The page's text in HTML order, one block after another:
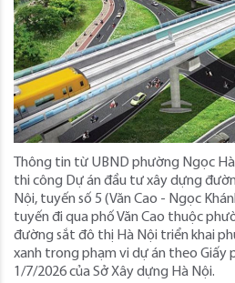
Thông tin từ UBND phường Ngọc
thi công Dự án đầu tư xây dựng
Nội, tuyến số 5 (Văn Cao - Ngọc
tuyến đi qua phố Văn Cao thuộc
đường sắt đô thị Hà Nội triển khai
xanh trong phạm vi dự án theo Giấy
1/7/2026 của Sở Xây dựng Hà Nội.